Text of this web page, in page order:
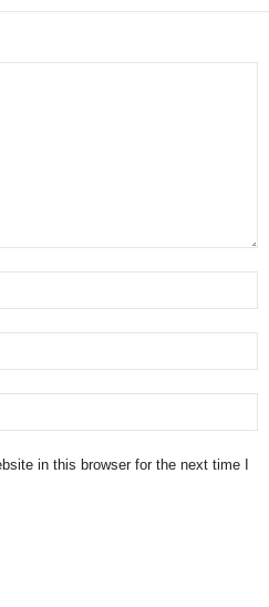
in this browser for the next time I